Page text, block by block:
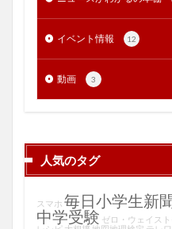
イベント情報 12
動画 3
人気のタグ
スマホ 毎日小学生新
中学受験 ゼロ・ウェイス